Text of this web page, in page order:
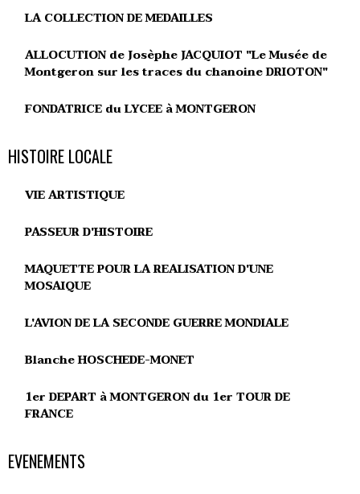
LA COLLECTION DE MEDAILLES
ALLOCUTION de Josèphe JACQUIOT "Le Musée de
Montgeron sur les traces du chanoine DRIOTON"
FONDATRICE du LYCEE à MONTGERON
HISTOIRE LOCALE
VIE ARTISTIQUE
PASSEUR D'HISTOIRE
MAQUETTE POUR LA REALISATION D'UNE
MOSAIQUE
L'AVION DE LA SECONDE GUERRE MONDIALE
Blanche HOSCHEDE-MONET
1er DEPART à MONTGERON du 1er TOUR DE
FRANCE
EVENEMENTS